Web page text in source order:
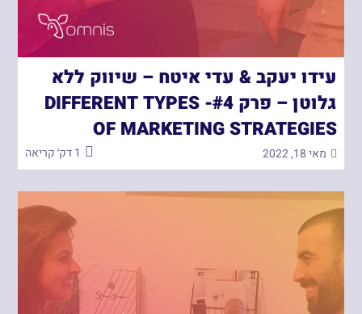
עידו יעקב & עדי איטח – שיווק ללא
גלוטן – פרק #4- DIFFERENT TYPES
OF MARKETING STRATEGIES
מאי 18, 2022 1 דק׳ קריאה